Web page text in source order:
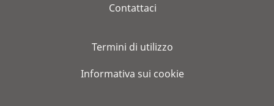
Contattaci
Termini di utilizzo
Informativa sui cookie